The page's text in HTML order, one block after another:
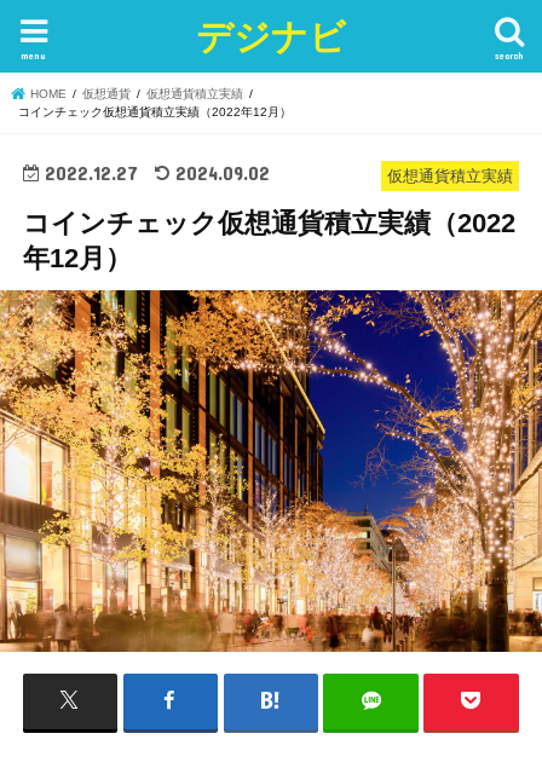
デジナビ search
menu
HOME 仮想通貨
仮想通貨積立実績
コインチェック仮想通貨積立実績（2022年12月）
仮想通貨積立実績
2022.12.27 2024.09.02
コインチェック仮想通貨積立実績（2022
年12月）